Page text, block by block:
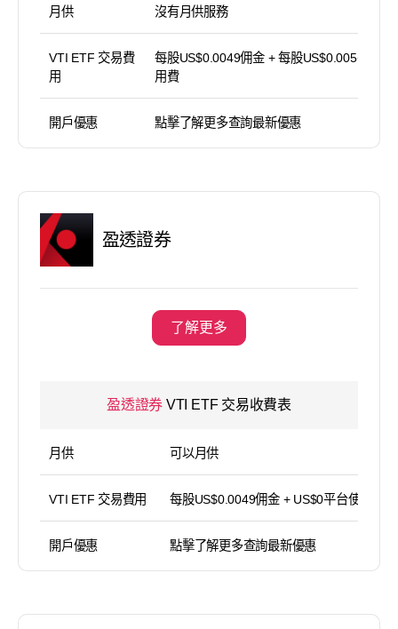
月供 沒有月供服務
VTI ETF 交易費
用
每股US$0.0049佣金 + 每股US$0.005平台使
用費
開戶優惠 點擊了解更多查詢最新優惠
盈透證券
了解更多
盈透證券 VTI ETF 交易收費表
月供 可以月供
VTI ETF 交易費用 每股US$0.0049佣金 + US$0平台使用費
開戶優惠 點擊了解更多查詢最新優惠